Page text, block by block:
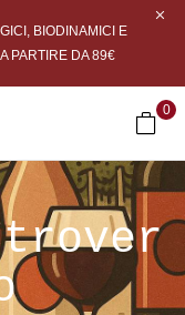
BIODINAMICI E
PARTIRE DA 89€
0